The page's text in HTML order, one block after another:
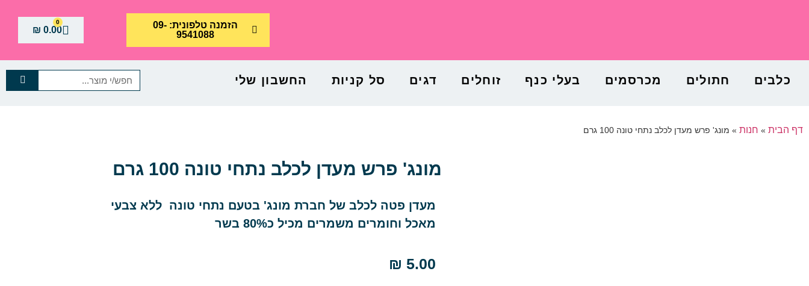
הזמנה טלפונית: 09-
9541088
₪ 0.00
0
כלבים חתולים מכרסמים בעלי כנף זוחלים דגים סל קניות החשבון שלי
דף הבית » חנות » מונג' פרש מעדן לכלב נתחי טונה 100 גרם
מונג' פרש מעדן לכלב נתחי טונה 100 גרם
מעדן פטה לכלב של חברת מונג' בטעם נתחי טונה ללא צבעי
מאכל וחומרים משמרים מכיל כ80% בשר
₪ 5.00